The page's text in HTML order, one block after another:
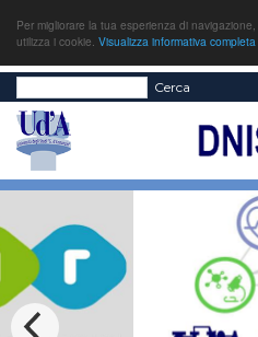
Per migliorare la tua esperienza di
utilizza i cookie. Visualizza informativa completa
Cerca